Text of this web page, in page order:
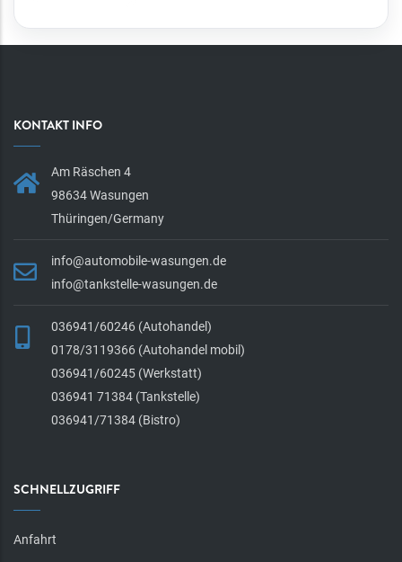
KONTAKT INFO
Am Räschen 4
98634 Wasungen
Thüringen/Germany
info@automobile-wasungen.de
info@tankstelle-wasungen.de
036941/60246 (Autohandel)
0178/3119366 (Autohandel mobil)
036941/60245 (Werkstatt)
036941 71384 (Tankstelle)
036941/71384 (Bistro)
SCHNELLZUGRIFF
Anfahrt